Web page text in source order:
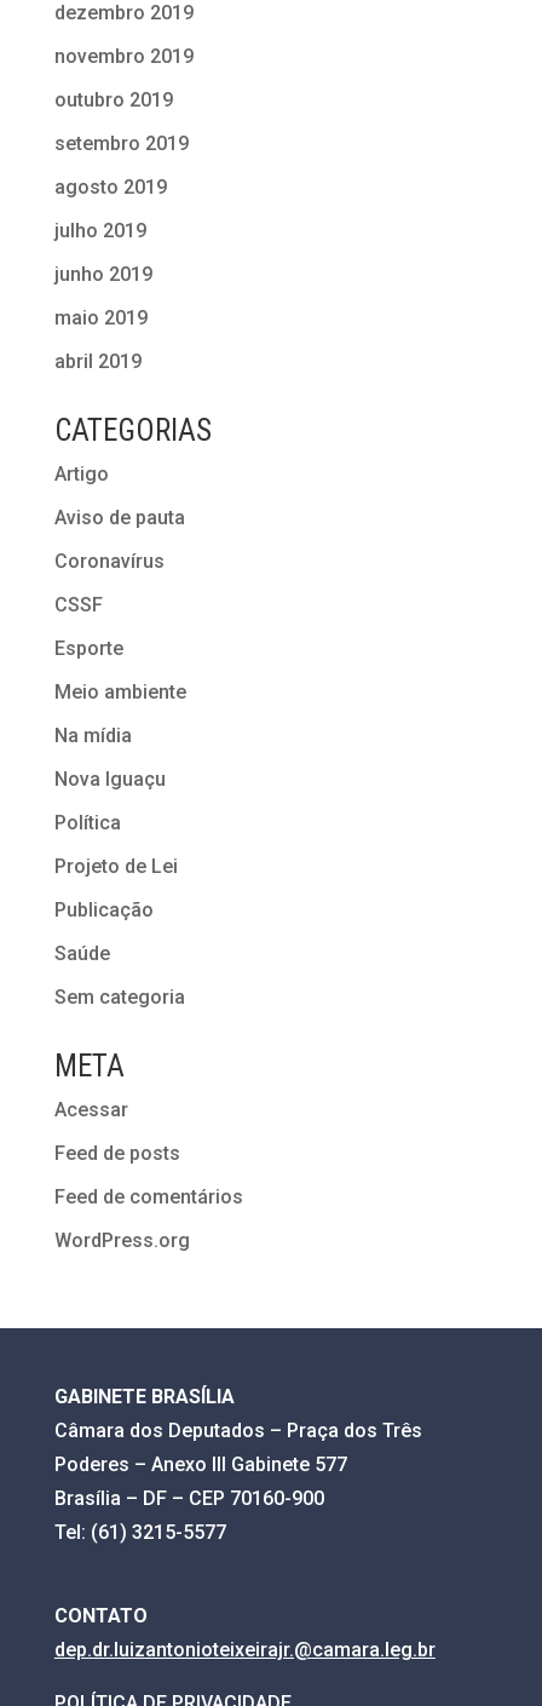
dezembro 2019
novembro 2019
outubro 2019
setembro 2019
agosto 2019
julho 2019
junho 2019
maio 2019
abril 2019
CATEGORIAS
Artigo
Aviso de pauta
Coronavírus
CSSF
Esporte
Meio ambiente
Na mídia
Nova Iguaçu
Política
Projeto de Lei
Publicação
Saúde
Sem categoria
META
Acessar
Feed de posts
Feed de comentários
WordPress.org
GABINETE BRASÍLIA
Câmara dos Deputados – Praça dos Três
Poderes – Anexo III Gabinete 577
Brasília – DF – CEP 70160-900
Tel: (61) 3215-5577
CONTATO
dep.dr.luizantonioteixeirajr.@camara.leg.br